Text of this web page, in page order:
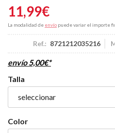
11,99€
La modalidad de envío puede variar el importe
Ref.: 8721212035216
envío 5,00€*
Talla
Color